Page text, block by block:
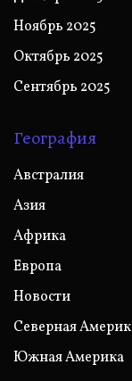
Ноябрь 2025
Октябрь 2025
Сентябрь 2025
География
Австралия
Азия
Африка
Европа
Новости
Северная
Южная Америка